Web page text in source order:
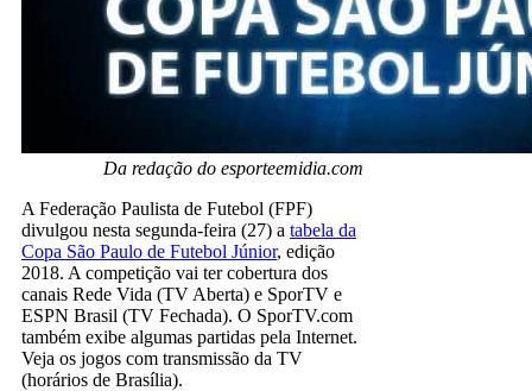
Da redação do esporteemidia.com
A Federação Paulista de Futebol (FPF)
divulgou nesta segunda-feira (27) a tabela da
Copa São Paulo de Futebol Júnior, edição
2018. A competição vai ter cobertura dos
canais Rede Vida (TV Aberta) e SporTV e
ESPN Brasil (TV Fechada). O SporTV.com
também exibe algumas partidas pela Internet.
Veja os jogos com transmissão da TV
(horários de Brasília).